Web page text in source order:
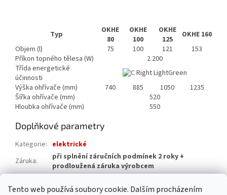
Tento web používá soubory cookie. Dalším procházením
Typ
OKHE
80
OKHE
100
OKHE
125
OKHE 160
Objem (l)
75 100 121
153
Příkon topného tělesa (W)
2 200
Třída energetické
účinnosti
Výška ohřívače (mm)
740 885 1050
1235
Šířka ohřívače (mm)
520
Hloubka ohřívače (mm)
550
Doplňkové parametry
Kategorie: elektrické
Záruka:
při splnění záručních podmínek 2 roky +
prodloužená záruka výrobcem
EAN: 8594036086388